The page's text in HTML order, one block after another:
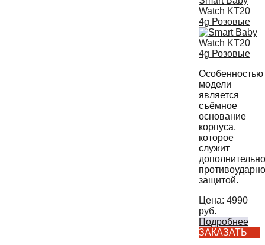
Watch KT20
4g Розовые
Особенностью
модели
является
съёмное
основание
корпуса,
которое
служит
защитой.
Цена: 4990
руб.
Подробнее
ЗАКАЗАТЬ